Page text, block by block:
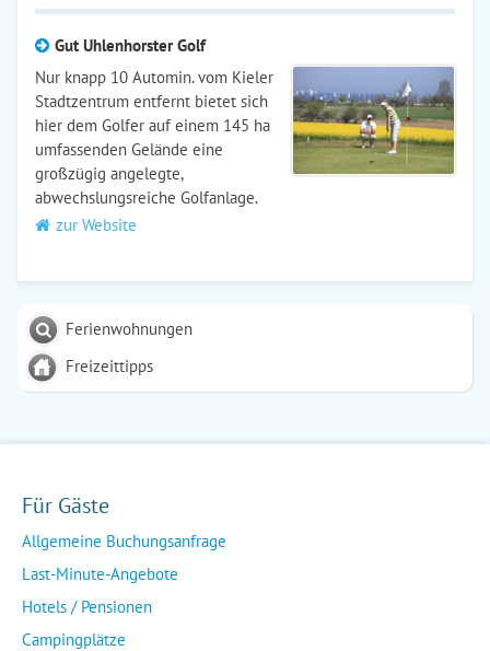
Gut Uhlenhorster Golf
Nur knapp 10 Automin. vom Kieler
Stadtzentrum entfernt bietet sich
hier dem Golfer auf einem 145 ha
umfassenden Gelände eine
großzügig angelegte,
abwechslungsreiche Golfanlage.
zur Website
Ferienwohnungen
Freizeittipps
Für Gäste
Allgemeine Buchungsanfrage
Last-Minute-Angebote
Hotels / Pensionen
Campingplätze